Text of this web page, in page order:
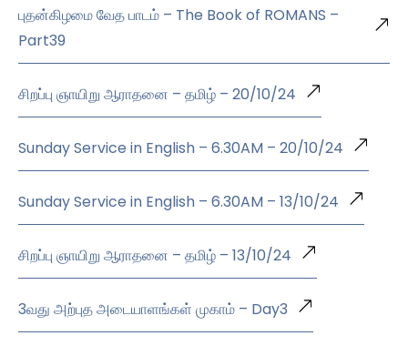
புதன்கிழமை வேத பாடம் – The Book of ROMANS –
Part39
சிறப்பு ஞாயிறு ஆராதனை – தமிழ் – 20/10/24
Sunday Service in English – 6.30AM – 20/10/24
Sunday Service in English – 6.30AM – 13/10/24
சிறப்பு ஞாயிறு ஆராதனை – தமிழ் – 13/10/24
3வது அற்புத அடையாளங்கள் முகாம் – Day3